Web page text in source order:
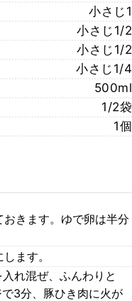
小さじ1
小さじ1/2
小さじ1/2
小さじ1/4
500ml
1/2袋
1個
きます。ゆで卵は半分
ます。
れ混ぜ、ふんわりと
3分、豚ひき肉に火が